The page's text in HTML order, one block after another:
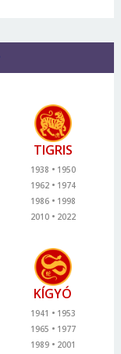
TIGRIS
1938
1950
1962
1974
1986
1998
2010
2022
KÍGYÓ
1941
1953
1965
1977
1989
2001